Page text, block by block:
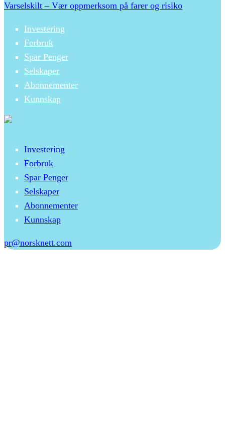
Varselskilt – Vær oppmerksom på farer og risiko
Investering
Forbruk
Spar Penger
Selskaper
Abonnementer
Kunnskap
Investering
Forbruk
Spar Penger
Selskaper
Abonnementer
Kunnskap
pr@norsknett.com